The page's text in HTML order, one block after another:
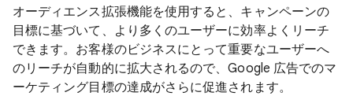
オーディエンス拡張機能を使用すると、キャンペーンの
目標に基づいて、より多くのユーザーに効率よくリーチ
できます。お客様のビジネスにとって重要なユーザーへ
のリーチが自動的に拡大されるので、Google 広告でのマ
ーケティング目標の達成がさらに促進されます。